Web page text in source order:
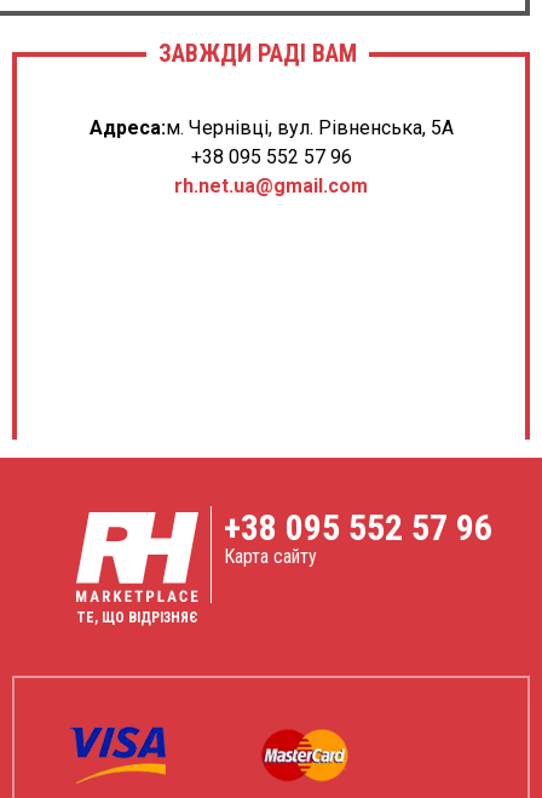
ЗАВЖДИ РАДІ ВАМ
Адреса:м. Чернівці, вул. Рівненська, 5А
+38 095 552 57 96
rh.net.ua@gmail.com
ТЕ, ЩО ВІДРІЗНЯЄ
+38 095 552 57 96
Карта сайту